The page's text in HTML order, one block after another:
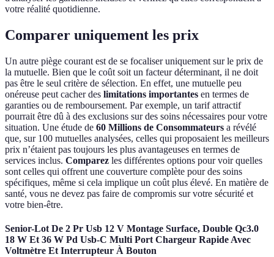
votre réalité quotidienne.
Comparer uniquement les prix
Un autre piège courant est de se focaliser uniquement sur le prix de
la mutuelle. Bien que le coût soit un facteur déterminant, il ne doit
pas être le seul critère de sélection. En effet, une mutuelle peu
onéreuse peut cacher des limitations importantes en termes de
garanties ou de remboursement. Par exemple, un tarif attractif
pourrait être dû à des exclusions sur des soins nécessaires pour votre
situation. Une étude de 60 Millions de Consommateurs a révélé
que, sur 100 mutuelles analysées, celles qui proposaient les meilleurs
prix n’étaient pas toujours les plus avantageuses en termes de
services inclus. Comparez les différentes options pour voir quelles
sont celles qui offrent une couverture complète pour des soins
spécifiques, même si cela implique un coût plus élevé. En matière de
santé, vous ne devez pas faire de compromis sur votre sécurité et
votre bien-être.
Senior-Lot De 2 Pr Usb 12 V Montage Surface, Double Qc3.0
18 W Et 36 W Pd Usb-C Multi Port Chargeur Rapide Avec
Voltmètre Et Interrupteur À Bouton